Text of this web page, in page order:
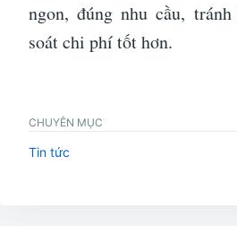
ngon, đúng nhu cầu,
soát chi phí tốt hơn.
CHUYÊN MỤC
Tin tức